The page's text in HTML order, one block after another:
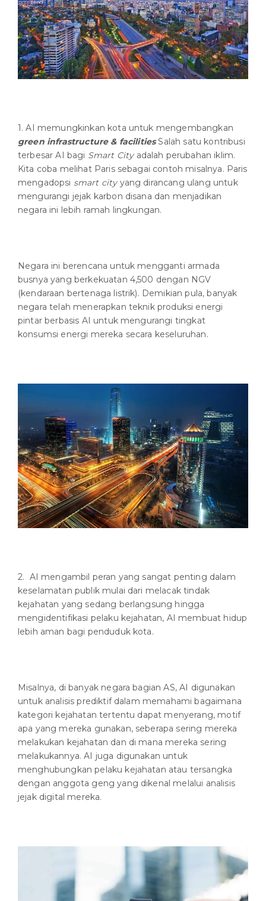
1. AI memungkinkan kota untuk mengembangkan
green infrastructure & facilitiesSalah satu kontribusi
terbesar AI bagi Smart Cityadalah perubahan iklim.
Kita coba melihat Paris sebagai contoh misalnya. Paris
mengadopsi smart cityyang dirancang ulang untuk
mengurangi jejak karbon disana dan menjadikan
negara ini lebih ramah lingkungan.
Negara ini berencana untuk mengganti armada
busnya yang berkekuatan 4,500 dengan NGV
(kendaraan bertenaga listrik). Demikian pula, banyak
negara telah menerapkan teknik produksi energi
pintar berbasis AI untuk mengurangi tingkat
konsumsi energi mereka secara keseluruhan.
2. AI mengambil peran yang sangat penting dalam
keselamatan publik mulai dari melacak tindak
kejahatan yang sedang berlangsung hingga
mengidentifikasi pelaku kejahatan, AI membuat hidup
lebih aman bagi penduduk kota.
Misalnya, di banyak negara bagian AS, AI digunakan
untuk analisis prediktif dalam memahami bagaimana
kategori kejahatan tertentu dapat menyerang, motif
apa yang mereka gunakan, seberapa sering mereka
melakukan kejahatan dan di mana mereka sering
melakukannya. AI juga digunakan untuk
menghubungkan pelaku kejahatan atau tersangka
dengan anggota geng yang dikenal melalui analisis
jejak digital mereka.